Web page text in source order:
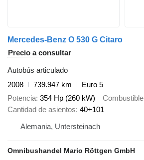
Mercedes-Benz O 530 G Citaro
Precio a consultar
Autobús articulado
2008
739.947 km
Euro 5
Potencia 354 Hp (260 kW) Combustible
Cantidad de asientos 40+101
Alemania, Untersteinach
Omnibushandel Mario Röttgen GmbH